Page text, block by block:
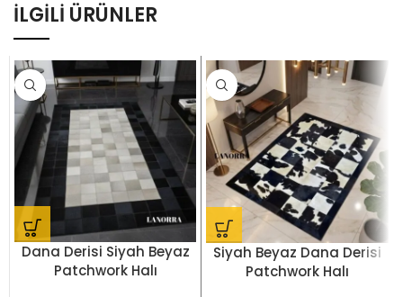
İLGILI ÜRÜNLER
Dana Derisi Siyah Beyaz
Patchwork Halı
Siyah Beyaz Dana Derisi
Patchwork Halı